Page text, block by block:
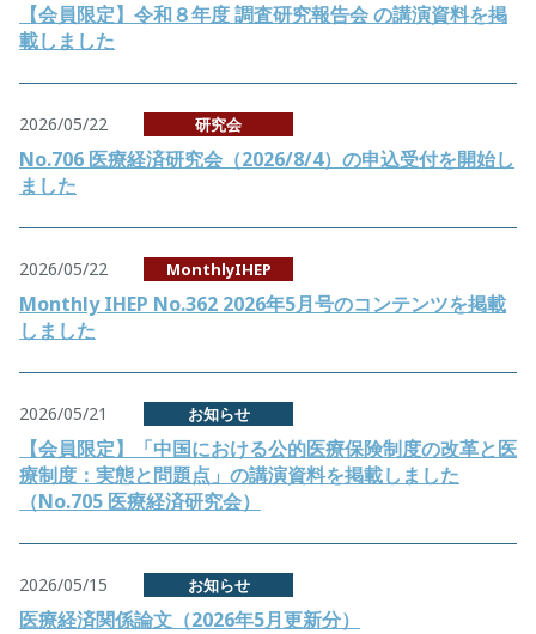
【会員限定】令和８年度 調査研究報告会 の講演資料を掲
載しました
2026/05/22 研究会
No.706 医療経済研究会（2026/8/4）の申込受付を開始し
ました
2026/05/22 MonthlyIHEP
Monthly IHEP No.362 2026年5月号のコンテンツを掲載
しました
2026/05/21 お知らせ
【会員限定】「中国における公的医療保険制度の改革と医
療制度：実態と問題点」の講演資料を掲載しました
（No.705 医療経済研究会）
2026/05/15 お知らせ
医療経済関係論文（2026年5月更新分）